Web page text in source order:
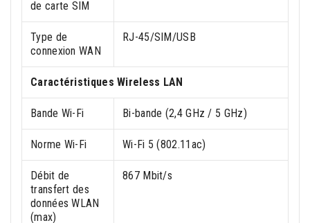
de carte SIM
Type de
connexion WAN
RJ-45/SIM/USB
Caractéristiques Wireless LAN
Bande Wi-Fi Bi-bande (2,4 GHz / 5 GHz)
Norme Wi-Fi Wi-Fi 5 (802.11ac)
Débit de
transfert des
données WLAN
(max)
867 Mbit/s